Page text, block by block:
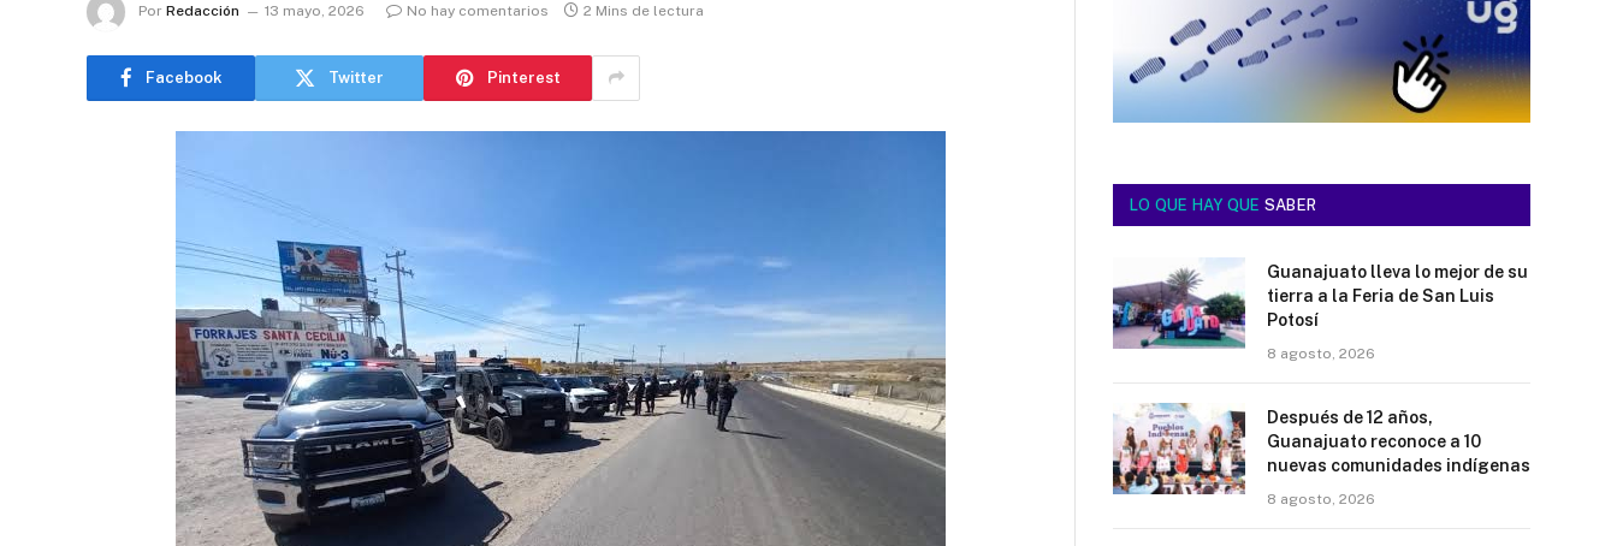
Por Redacción 13 mayo, 2026 No hay comentarios 2 Mins de lectura
Facebook Twitter Pinterest
LO QUE HAY QUE SABER
Guanajuato lleva lo mejor de su
tierra a la Feria de San Luis
Potosí
8 agosto, 2026
Después de 12 años,
Guanajuato reconoce a 10
nuevas comunidades indígenas
8 agosto, 2026